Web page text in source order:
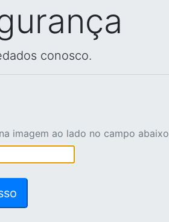
conosco.
imagem ao lado no campo abaixo